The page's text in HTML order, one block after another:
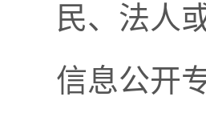
民、法人
信息公开